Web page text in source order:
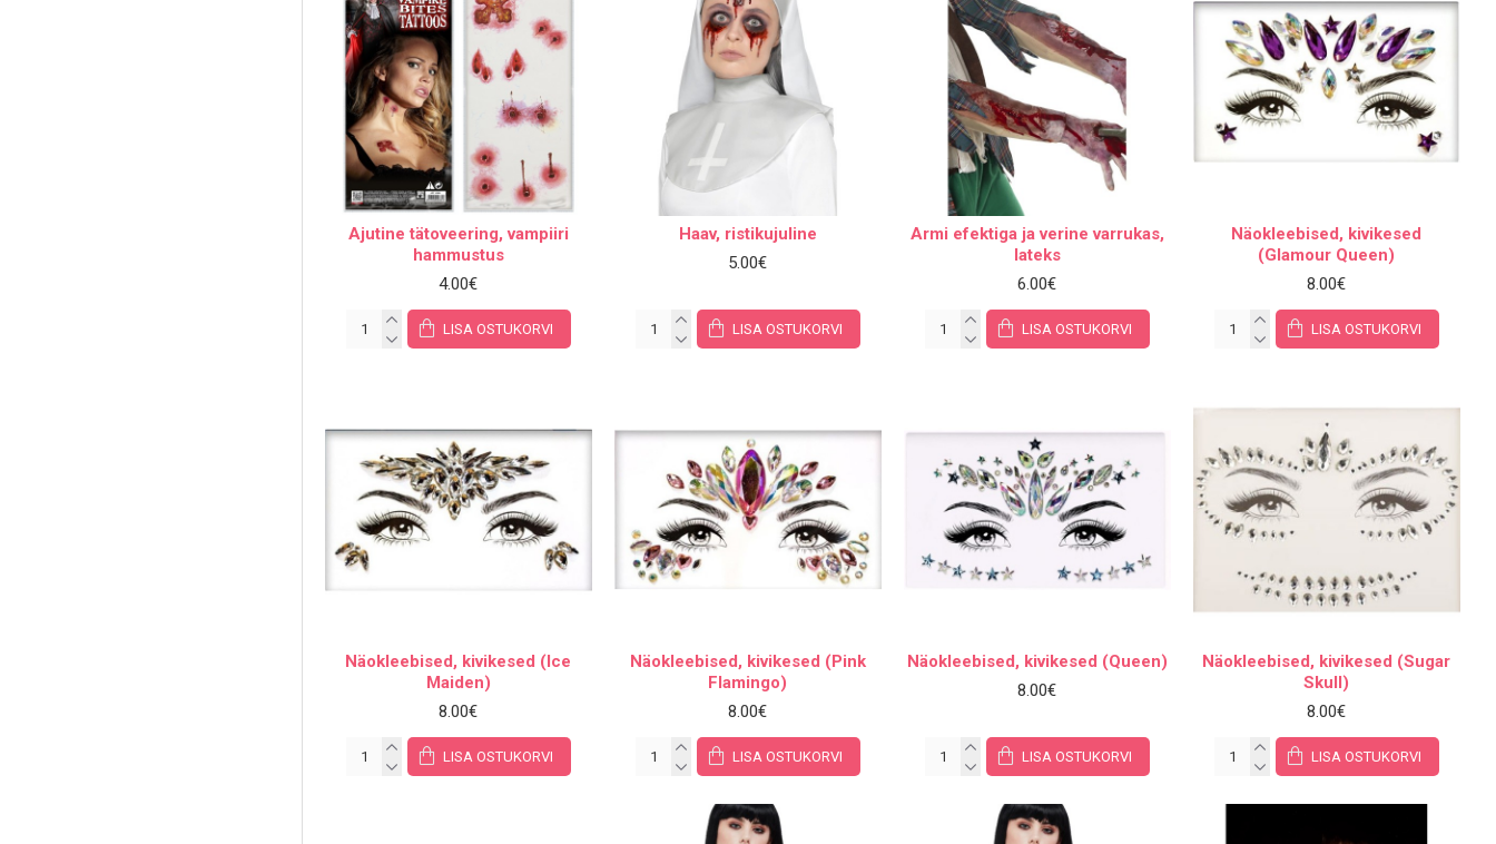
Ajutine tätoveering, vampiiri
hammustus
4.00€
LISA OSTUKORVI
Haav, ristikujuline
5.00€
LISA OSTUKORVI
Armi efektiga ja verine varrukas,
lateks
6.00€
LISA OSTUKORVI
Näokleebised, kivikesed
(Glamour Queen)
8.00€
LISA OSTUKORVI
Näokleebised, kivikesed (Ice
Maiden)
8.00€
LISA OSTUKORVI
Näokleebised, kivikesed (Pink
Flamingo)
8.00€
LISA OSTUKORVI
Näokleebised, kivikesed (Queen)
8.00€
LISA OSTUKORVI
Näokleebised, kivikesed (Sugar
Skull)
8.00€
LISA OSTUKORVI